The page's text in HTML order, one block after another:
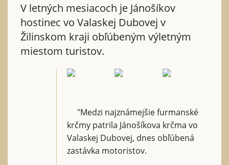
V letných mesiacoch je Jánošíkov
hostinec vo Valaskej Dubovej v
Žilinskom kraji obľúbeným výletným
miestom turistov.
"Medzi najznámejšie furmanské
krčmy patrila Jánošíkova krčma vo
Valaskej Dubovej, dnes obľúbená
zastávka motoristov.